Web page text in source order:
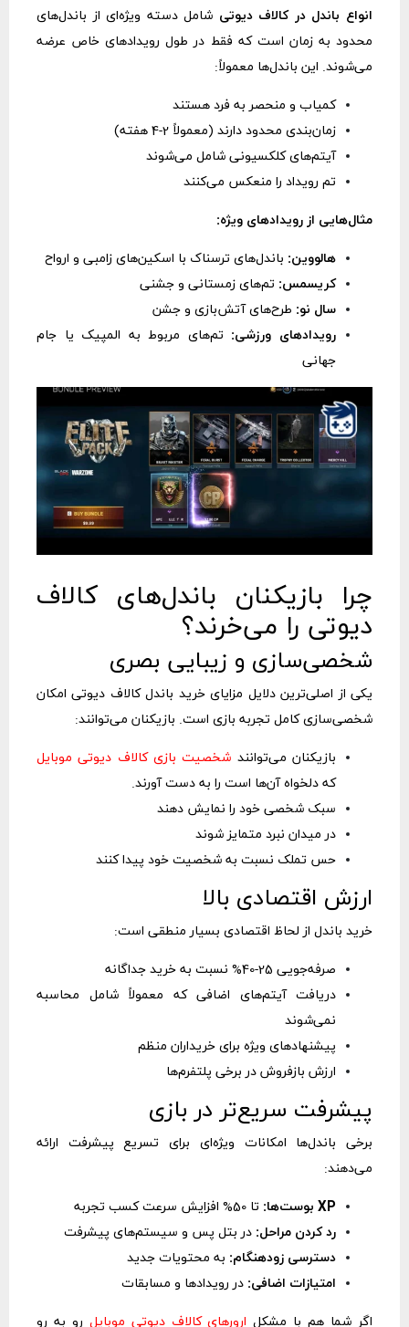
انواع باندل در کالاف دیوتی شامل دسته ویژه‌ای از باندل‌های
محدود به زمان است که فقط در طول رویدادهای خاص عرضه
می‌شوند. این باندل‌ها معمولاً:
کمیاب و منحصر به فرد هستند
زمان‌بندی محدود دارند (معمولاً 2-4 هفته)
آیتم‌های کلکسیونی شامل می‌شوند
تم رویداد را منعکس می‌کنند
مثال‌هایی از رویدادهای ویژه:
هالووین: باندل‌های ترسناک با اسکین‌های زامبی و ارواح
کریسمس: تم‌های زمستانی و جشنی
سال نو: طرح‌های آتش‌بازی و جشن
رویدادهای ورزشی: تم‌های مربوط به المپیک یا جام
جهانی
چرا بازیکنان باندل‌های کالاف
دیوتی را می‌خرند؟
شخصی‌سازی و زیبایی بصری
یکی از اصلی‌ترین دلایل مزایای خرید باندل کالاف دیوتی امکان
شخصی‌سازی کامل تجربه بازی است. بازیکنان می‌توانند:
بازیکنان می‌توانند شخصیت‌ بازی کالاف دیوتی موبایل
که دلخواه آن‌ها است را به دست آورند.
سبک شخصی خود را نمایش دهند
در میدان نبرد متمایز شوند
حس تملک نسبت به شخصیت خود پیدا کنند
ارزش اقتصادی بالا
خرید باندل از لحاظ اقتصادی بسیار منطقی است:
صرفه‌جویی 25-40% نسبت به خرید جداگانه
دریافت آیتم‌های اضافی که معمولاً شامل محاسبه
نمی‌شوند
پیشنهادهای ویژه برای خریداران منظم
ارزش بازفروش در برخی پلتفرم‌ها
پیشرفت سریع‌تر در بازی
برخی باندل‌ها امکانات ویژه‌ای برای تسریع پیشرفت ارائه
می‌دهند:
XP بوست‌ها:
تا 50% افزایش سرعت کسب تجربه
رد کردن مراحل: در بتل پس و سیستم‌های پیشرفت
دسترسی زودهنگام: به محتویات جدید
امتیازات اضافی: در رویدادها و مسابقات
اگر شما هم با مشکل ارورهای کالاف دیوتی موبایل رو به رو